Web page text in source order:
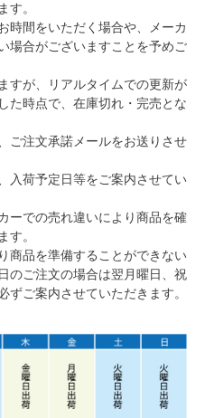
す。
時間をいただく場合や、メーカ
場合がございますことを予めご
すが、リアルタイムでの更新が
た時点で、在庫切れ・完売とな
ご注文承諾メールをお送りさせ
入荷予定日等をご案内させてい
ーでの売れ違いにより商品を確
す。
商品を準備することができない
のご注文の場合は翌月曜日、祝
ずご案内させていただきます。